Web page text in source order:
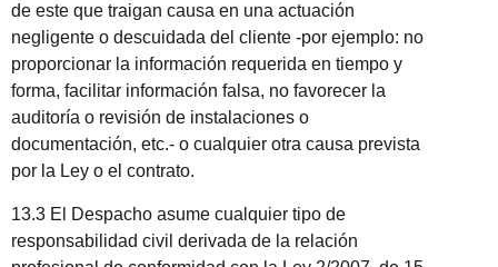
de este que traigan causa en una actuación
negligente o descuidada del cliente -por ejemplo: no
proporcionar la información requerida en tiempo y
forma, facilitar información falsa, no favorecer la
auditoría o revisión de instalaciones o
documentación, etc.- o cualquier otra causa prevista
por la Ley o el contrato.
13.3 El Despacho asume cualquier tipo de
responsabilidad civil derivada de la relación